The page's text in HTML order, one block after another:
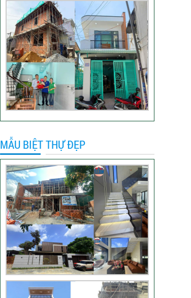
hàng xây nhà 3 tầng
tại Thủ Đức
Video đánh giá của
khách hàng anh Hào
Quận Gò Vấp-Xây
nhà trọn gói
VIDEO đánh giá của
khách hàng xây nhà
trọn gói tại TP Thủ
Video sửa nhà trọn
gói tại Tân Bình
Video hình ảnh thi
công nhà anh Hiếu
Video bàn giao nhà
chị Phượng – Nhà Bè
TPHCM
MẪU BIỆT THỰ ĐẸP